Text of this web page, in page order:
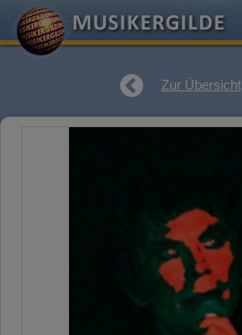
Zur Übersicht